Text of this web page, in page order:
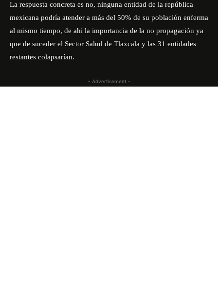
La respuesta concreta es no, ninguna entidad de la república
mexicana podría atender a más del 50% de su población enferma
al mismo tiempo, de ahí la importancia de la no propagación ya
que de suceder el Sector Salud de Tlaxcala y las 31 entidades
restantes colapsarían.
- Advertisement -